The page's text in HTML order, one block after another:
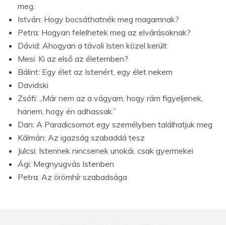
meg.
István: Hogy bocsáthatnék meg magamnak?
Petra: Hogyan felelhetek meg az elvárásoknak?
Dávid: Ahogyan a távoli Isten közel került
Mesi: Ki az első az életemben?
Bálint: Egy élet az Istenért, egy élet nekem
Davidski
Zsófi: „Már nem az a vágyam, hogy rám figyeljenek,
hanem, hogy én adhassak.”
Dan: A Paradicsomot egy személyben találhatjuk meg
Kálmán: Az igazság szabaddá tesz
Julcsi: Istennek nincsenek unokái, csak gyermekei
Ági: Megnyugvás Istenben
Petra: Az örömhír szabadsága